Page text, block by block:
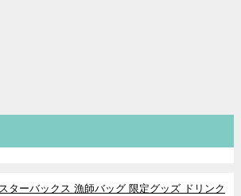
ターバックス 漁師バッグ 限定グッズ ドリンク